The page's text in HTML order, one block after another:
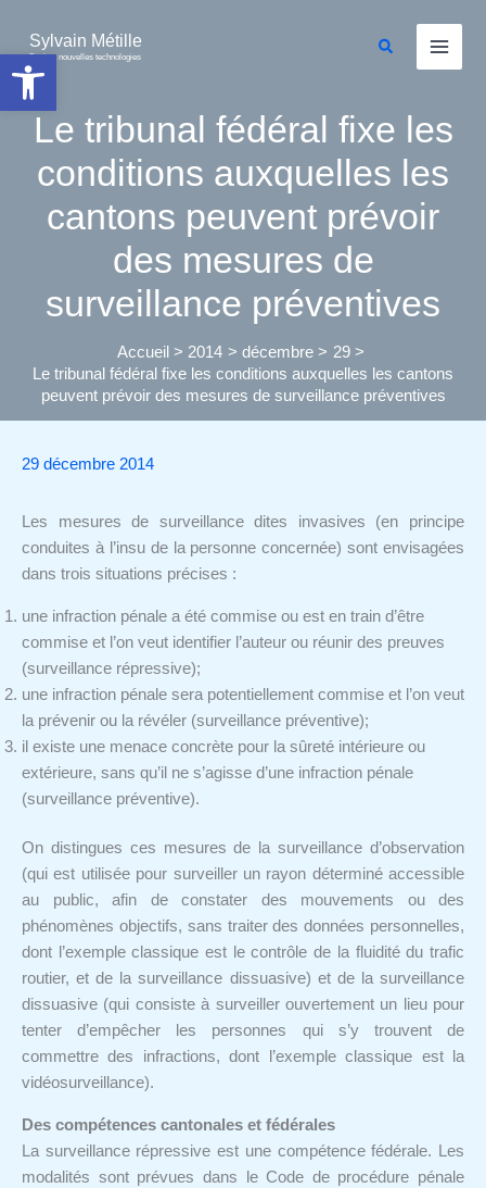
Ouvrir la barre d’outils
contenu
Sylvain Métille
Droit et nouvelles technologies
Rechercher
Le tribunal fédéral fixe les
conditions auxquelles les
cantons peuvent prévoir
des mesures de
surveillance préventives
Accueil 2014 décembre
29
Le tribunal fédéral fixe les conditions auxquelles les cantons
peuvent prévoir des mesures de surveillance préventives
29 décembre 2014
Les mesures de surveillance dites invasives (en principe
conduites à l’insu de la personne concernée) sont envisagées
dans trois situations précises :
une infraction pénale a été commise ou est en train d’être
commise et l’on veut identifier l’auteur ou réunir des preuves
(surveillance répressive);
une infraction pénale sera potentiellement commise et l’on veut
la prévenir ou la révéler (surveillance préventive);
il existe une menace concrète pour la sûreté intérieure ou
extérieure, sans qu’il ne s’agisse d’une infraction pénale
(surveillance préventive).
On distingues ces mesures de la surveillance d’observation
(qui est utilisée pour surveiller un rayon déterminé accessible
au public, afin de constater des mouvements ou des
phénomènes objectifs, sans traiter des données personnelles,
dont l’exemple classique est le contrôle de la fluidité du trafic
routier, et de la surveillance dissuasive) et de la surveillance
dissuasive (qui consiste à surveiller ouvertement un lieu pour
tenter d’empêcher les personnes qui s’y trouvent de
commettre des infractions, dont l’exemple classique est la
vidéosurveillance).
Des compétences cantonales et fédérales
La surveillance répressive est une compétence fédérale. Les
modalités sont prévues dans le Code de procédure pénale